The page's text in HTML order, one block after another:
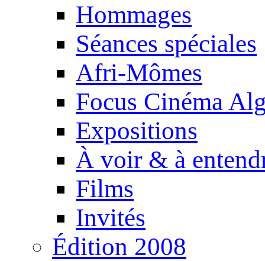
Hommages
Séances spéciales
Afri-Mômes
Focus Cinéma
Expositions
À voir & à
Films
Invités
Édition 2008